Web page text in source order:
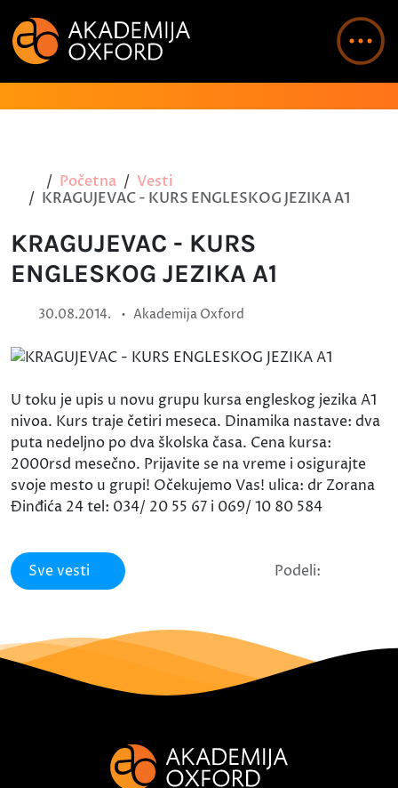
Početna
Vesti
KRAGUJEVAC - KURS ENGLESKOG JEZIKA A1
KRAGUJEVAC - KURS
ENGLESKOG JEZIKA A1
30.08.2014. • Akademija Oxford
U toku je upis u novu grupu kursa engleskog jezika A1
nivoa. Kurs traje četiri meseca. Dinamika nastave: dva
puta nedeljno po dva školska časa. Cena kursa:
2000rsd mesečno. Prijavite se na vreme i osigurajte
svoje mesto u grupi! Očekujemo Vas! ulica: dr Zorana
Đinđića 24 tel: 034/ 20 55 67 i 069/ 10 80 584
Sve vesti Podeli: